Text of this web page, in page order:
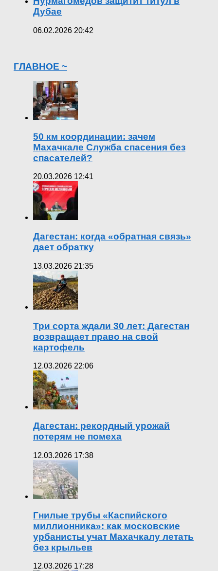
Дубае
06.02.2026 20:42
ГЛАВНОЕ ~
50 км координации: зачем
Махачкале Служба спасения без
спасателей?
20.03.2026 12:41
Дагестан: когда «обратная связь»
дает обратку
13.03.2026 21:35
Три сорта ждали 30 лет: Дагестан
возвращает право на свой
картофель
12.03.2026 22:06
Дагестан: рекордный урожай
потерям не помеха
12.03.2026 17:38
Гнилые трубы «Каспийского
миллионника»: как московские
урбанисты учат Махачкалу летать
без крыльев
12.03.2026 17:28